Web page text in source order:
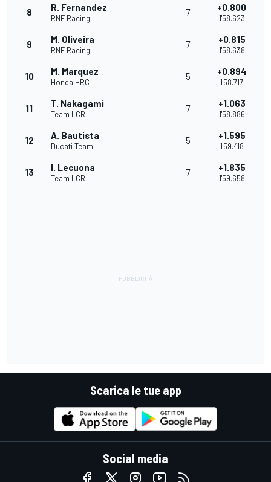
8 R. Fernandez
RNF Racing
7 +0.800
1'58.623
9 M. Oliveira
RNF Racing
7 +0.815
1'58.638
10 M. Marquez
Honda HRC
5 +0.894
1'58.717
11 T. Nakagami
Team LCR
7 +1.063
1'58.886
12 A. Bautista
Ducati Team
5 +1.595
1'59.418
13 I. Lecuona
Team LCR
7 +1.835
1'59.658
Scarica le tue app
Social media